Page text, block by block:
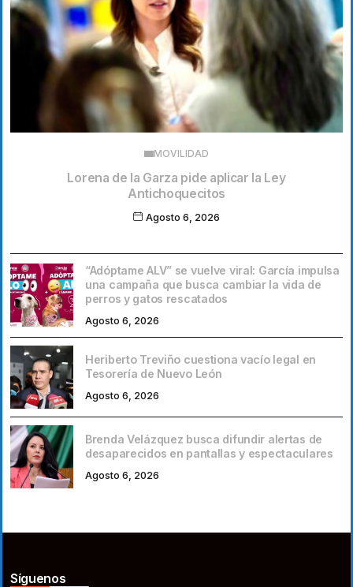
MOVILIDAD
Lorena de la Garza pide aplicar la Ley
Antichoquecitos
Agosto 6, 2026
“Adóptame ALV” se vuelve viral: García impulsa
una campaña que busca cambiar la vida de
perros y gatos rescatados
Agosto 6, 2026
Heriberto Treviño cuestiona vacío legal en
Tesorería de Nuevo León
Agosto 6, 2026
Brenda Velázquez busca difundir alertas de
desaparecidos en pantallas y espectaculares
Agosto 6, 2026
Síguenos